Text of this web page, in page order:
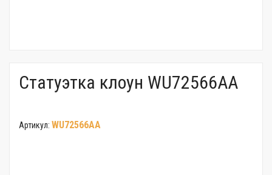
Статуэтка клоун WU72566AA
Артикул: WU72566AA